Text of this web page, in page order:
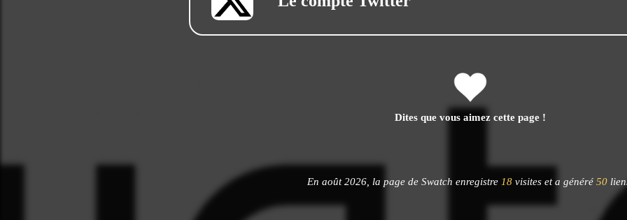
Dites que vous aimez cette page !
En août 2026, la page de Swatch enregistre 18 visites et a généré 50